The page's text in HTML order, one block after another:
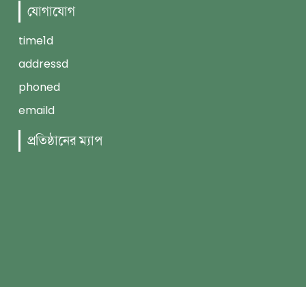
যোগাযোগ
time1d
addressd
phoned
emaild
প্রতিষ্ঠানের ম্যাপ